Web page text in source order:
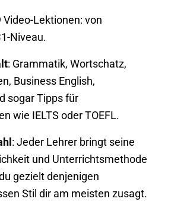
Video-Lektionen: von
Niveau.
: Grammatik, Wortschatz,
Business English,
sogar Tipps für
wie IELTS oder TOEFL.
: Jeder Lehrer bringt seine
und Unterrichtsmethode
gezielt denjenigen
Stil dir am meisten zusagt.